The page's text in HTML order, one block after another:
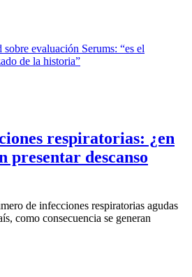
respiratorias: ¿en
presentar descanso
de infecciones respiratorias agudas
como consecuencia se generan